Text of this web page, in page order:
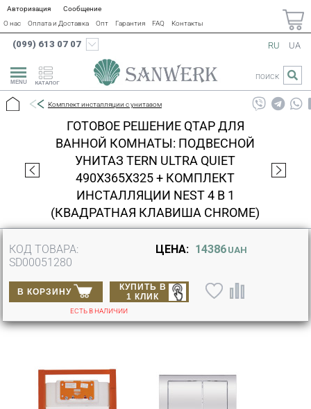
Авторизация
Сообщение
О нас
Оплата и Доставка Опт Гарантия FAQ Контакты
(099) 613 07 07
КАТАЛОГ
RU UA
ПОИСК
Комплект инсталляции с унитазом
ГОТОВОЕ РЕШЕНИЕ QTAP ДЛЯ
ВАННОЙ КОМНАТЫ: ПОДВЕСНОЙ
УНИТАЗ TERN ULTRA QUIET
490X365X325 + КОМПЛЕКТ
ИНСТАЛЛЯЦИИ NEST 4 В 1
(КВАДРАТНАЯ КЛАВИША CHROME)
КОД ТОВАРА:
SD00051280
ЦЕНА: 14386 UAH
В КОРЗИНУ
КУПИТЬ В
1 КЛИК
ЕСТЬ В НАЛИЧИИ